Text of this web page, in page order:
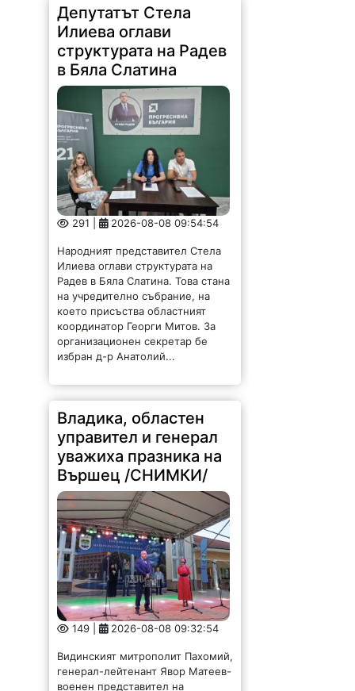
Депутатът Стела
Илиева оглави
структурата на Радев
в Бяла Слатина
291 | 2026-08-08 09:54:54
Народният представител Стела
Илиева оглави структурата на
Радев в Бяла Слатина. Това стана
на учредително събрание, на
което присъства областният
координатор Георги Митов. За
организационен секретар бе
избран д-р Анатолий...
Владика, областен
управител и генерал
уважиха празника на
Вършец /СНИМКИ/
149 | 2026-08-08 09:32:54
Видинският митрополит Пахомий,
генерал-лейтенант Явор Матеев-
военен представител на